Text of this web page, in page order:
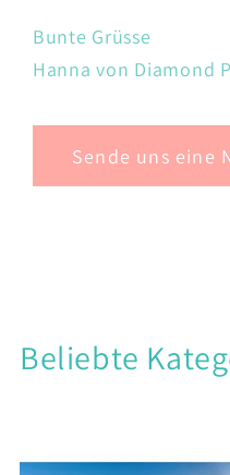
Bunte Grüsse
Hanna von Diamond
Sende uns eine
Beliebte